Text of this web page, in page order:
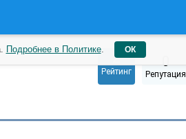
2
Рейтинг
0
Репутация
Подробнее в Политике. ОК